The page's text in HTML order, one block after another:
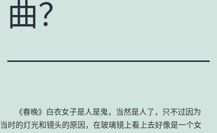
曲？
《春晚》白衣女子是人是鬼，当然是人了，只不过因为
当时的灯光和镜头的原因，在玻璃镜上看上去好像是一个女